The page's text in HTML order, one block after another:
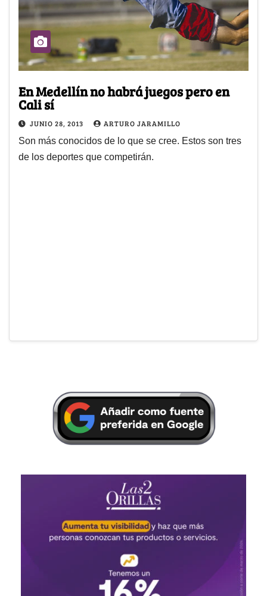
En Medellín no habrá juegos pero en
Cali sí
JUNIO 28, 2013 ARTURO JARAMILLO
Son más conocidos de lo que se cree. Estos son tres
de los deportes que competirán.